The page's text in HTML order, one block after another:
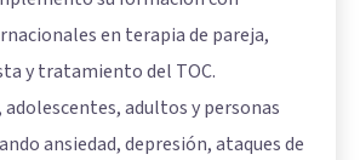
en terapia de pareja,
y tratamiento del TOC.
adultos y personas
ansiedad, depresión, ataques de